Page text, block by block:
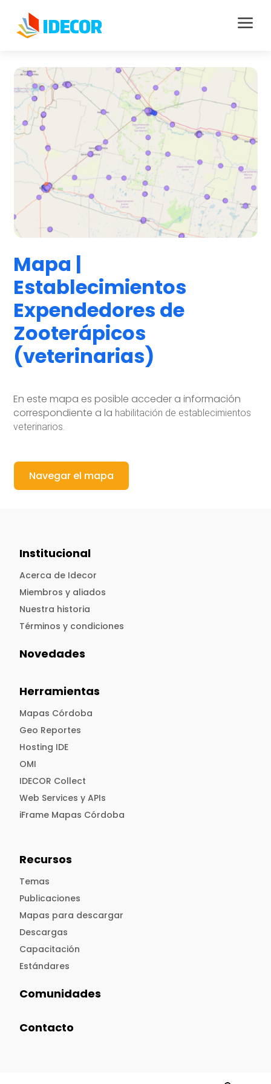
a
Mapa |
Establecimientos
Expendedores de
Zooterápicos
(veterinarias)
En este mapa es posible acceder a información
correspondiente a la habilitación de establecimientos
veterinarios.
Navegar el mapa
Institucional
Acerca de Idecor
Miembros y aliados
Nuestra historia
Términos y condiciones
Novedades
Herramientas
Mapas Córdoba
Geo Reportes
Hosting IDE
OMI
IDECOR Collect
Web Services y APIs
iFrame Mapas Córdoba
Recursos
Temas
Publicaciones
Mapas para descargar
Descargas
Capacitación
Estándares
Comunidades
Contacto